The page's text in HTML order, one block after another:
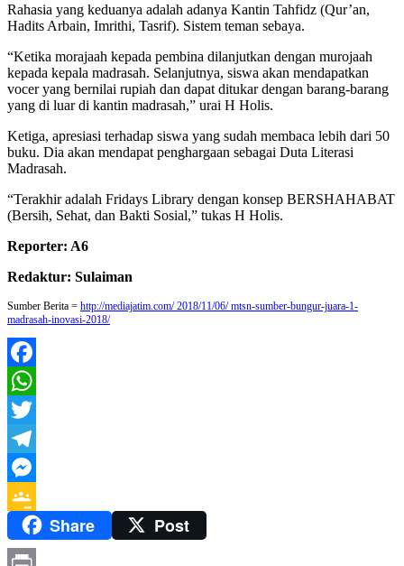
Rahasia yang keduanya adalah adanya Kantin Tahfidz (Qur’an,
Hadits Arbain, Imrithi, Tasrif). Sistem teman sebaya.
“Ketika morajaah kepada pembina dilanjutkan dengan murojaah
kepada kepala madrasah. Selanjutnya, siswa akan mendapatkan
vocer yang bernilai rupiah dan dapat ditukar dengan barang-barang
yang di luar di kantin madrasah,” urai H Holis.
Ketiga, apresiasi terhadap siswa yang sudah membaca lebih dari 50
buku. Dia akan mendapat penghargaan sebagai Duta Literasi
Madrasah.
“Terakhir adalah Fridays Library dengan konsep BERSHAHABAT
(Bersih, Sehat, dan Bakti Sosial,” tukas H Holis.
Reporter: A6
Redaktur: Sulaiman
Sumber Berita = http://mediajatim.com/ 2018/11/06/ mtsn-sumber-bungur-juara-1-
madrasah-inovasi-2018/
Facebook
WhatsApp
Twitter
Telegram
Messenger
Google
Classroom
Share Post